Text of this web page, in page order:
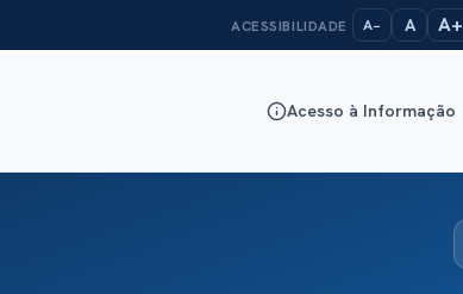
ACESSIBILIDADE A− A A+
Acesso à Informação